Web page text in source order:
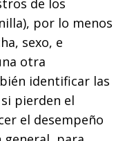
por lo menos
sexo, e
otra
identificar las
pierden el
el desempeño